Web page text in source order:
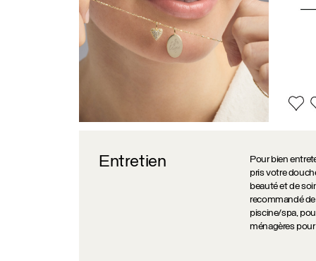
Entretien
Pour bien
pris votre
beauté et de
recommandé
piscine/spa,
ménagères pour